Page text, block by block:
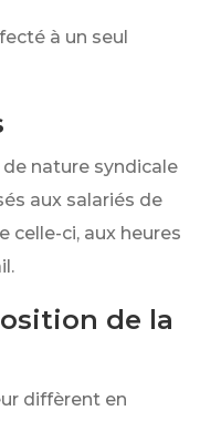
à un seul
nature syndicale
aux salariés de
celle-ci, aux heures
de la
diffèrent en